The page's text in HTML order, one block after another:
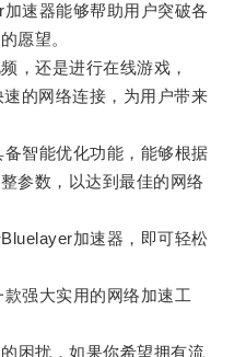
速器能够帮助用户突破各
愿望。
还是进行在线游戏，
的网络连接，为用户带来
智能优化功能，能够根据
参数，以达到最佳的网络
加速器，即可轻松
强大实用的网络加速工
扰，如果你希望拥有流